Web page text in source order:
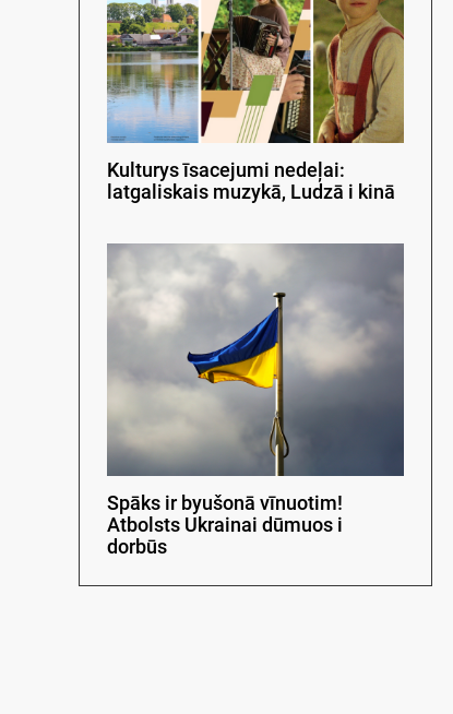
Kulturys īsacejumi nedeļai:
latgaliskais muzykā, Ludzā i kinā
Spāks ir byušonā vīnuotim!
Atbolsts Ukrainai dūmuos i
dorbūs